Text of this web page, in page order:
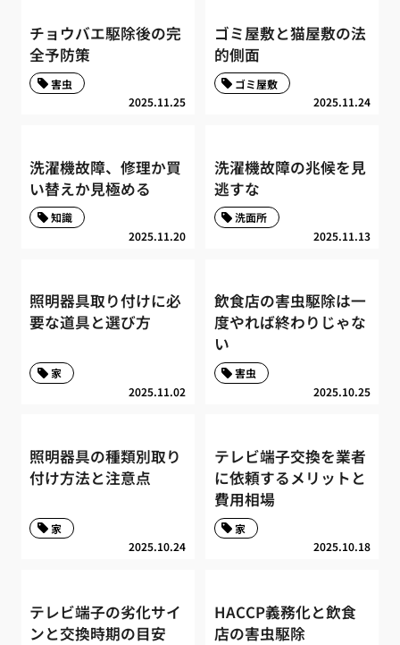
チョウバエ駆除後の完
全予防策
2025.11.25
害虫
ゴミ屋敷と猫屋敷の法
的側面
2025.11.24
ゴミ屋敷
洗濯機故障、修理か買
い替えか見極める
2025.11.20
知識
洗濯機故障の兆候を見
逃すな
2025.11.13
洗面所
照明器具取り付けに必
要な道具と選び方
2025.11.02
家
飲食店の害虫駆除は一
度やれば終わりじゃな
い
2025.10.25
害虫
照明器具の種類別取り
付け方法と注意点
2025.10.24
家
テレビ端子交換を業者
に依頼するメリットと
費用相場
2025.10.18
家
テレビ端子の劣化サイ
ンと交換時期の目安
HACCP義務化と飲食
店の害虫駆除